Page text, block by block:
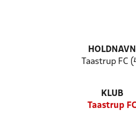
HOLDNAVN
Taastrup FC
KLUB
Taastrup FC